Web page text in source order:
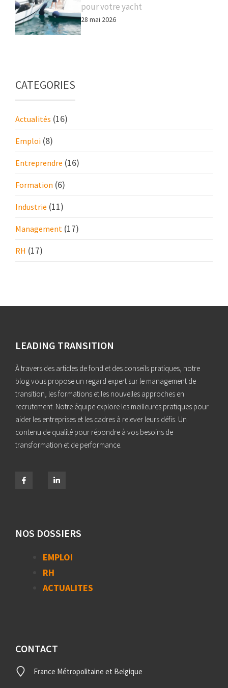
pour votre yacht
28 mai 2026
CATEGORIES
Actualités (16)
Emploi (8)
Entreprendre (16)
Formation (6)
Industrie (11)
Management (17)
RH (17)
LEADING TRANSITION
À travers des articles de fond et des conseils pratiques, notre
blog vous propose un regard expert sur le management de
transition, les formations et les nouvelles approches en
recrutement. Notre équipe explore les meilleures pratiques pour
aider les entreprises et les cadres à relever leurs défis. Un
contenu de qualité pour répondre à vos besoins de
transformation et de performance.
NOS DOSSIERS
EMPLOI
RH
ACTUALITES
CONTACT
France Métropolitaine et Belgique